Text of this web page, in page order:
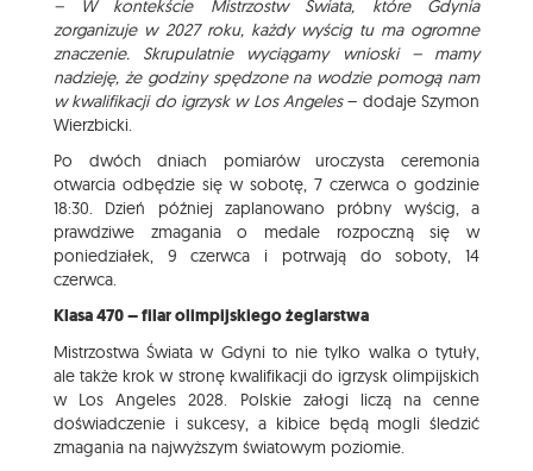
– W kontekście Mistrzostw Świata, które Gdynia
zorganizuje w 2027 roku, każdy wyścig tu ma ogromne
znaczenie. Skrupulatnie wyciągamy wnioski – mamy
nadzieję, że godziny spędzone na wodzie pomogą nam
w kwalifikacji do igrzysk w Los Angeles– dodaje Szymon
Wierzbicki.
Po dwóch dniach pomiarów uroczysta ceremonia
otwarcia odbędzie się w sobotę, 7 czerwca o godzinie
18:30. Dzień później zaplanowano próbny wyścig, a
prawdziwe zmagania o medale rozpoczną się w
poniedziałek, 9 czerwca i potrwają do soboty, 14
czerwca.
Klasa 470 – filar olimpijskiego żeglarstwa
Mistrzostwa Świata w Gdyni to nie tylko walka o tytuły,
ale także krok w stronę kwalifikacji do igrzysk olimpijskich
w Los Angeles 2028. Polskie załogi liczą na cenne
doświadczenie i sukcesy, a kibice będą mogli śledzić
zmagania na najwyższym światowym poziomie.